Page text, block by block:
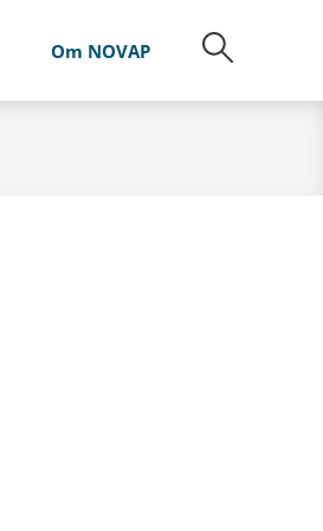
Om NOVAP